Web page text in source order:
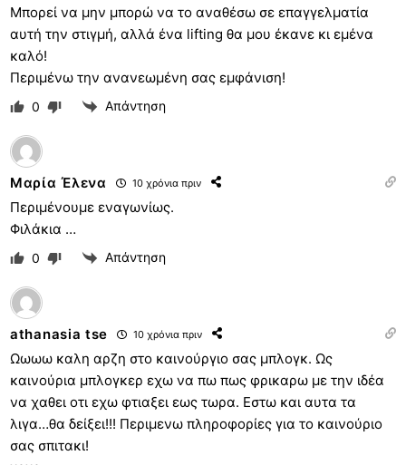
Μπορεί να μην μπορώ να το αναθέσω σε επαγγελματία
αυτή την στιγμή, αλλά ένα lifting θα μου έκανε κι εμένα
καλό!
Περιμένω την ανανεωμένη σας εμφάνιση!
0 Απάντηση
Μαρία Έλενα 10 χρόνια πριν
Περιμένουμε εναγωνίως.
Φιλάκια …
0 Απάντηση
athanasia tse 10 χρόνια πριν
Ωωωω καλη αρζη στο καινούργιο σας μπλογκ. Ως
καινούρια μπλογκερ εχω να πω πως φρικαρω με την ιδέα
να χαθει οτι εχω φτιαξει εως τωρα. Εστω και αυτα τα
λιγα…θα δείξει!!! Περιμενω πληροφορίες για το καινούριο
σας σπιτακι!